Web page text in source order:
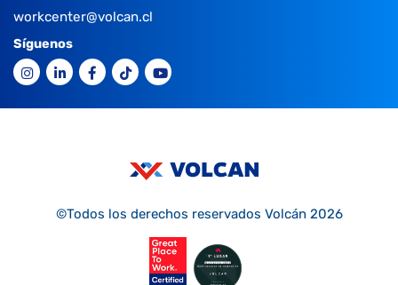
workcenter@volcan.cl
Síguenos
©Todos los derechos reservados Volcán 2026